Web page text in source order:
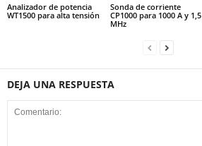
Analizador de potencia
WT1500 para alta tensión
Sonda de corriente
CP1000 para 1000 A y 1,5
MHz
DEJA UNA RESPUESTA